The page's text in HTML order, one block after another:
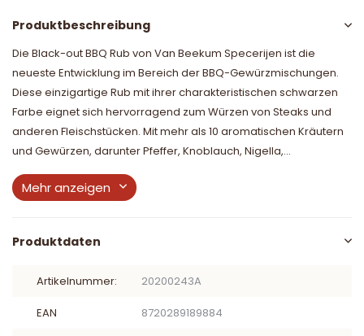
Produktbeschreibung
Die Black-out BBQ Rub von Van Beekum Specerijen ist die
neueste Entwicklung im Bereich der BBQ-Gewürzmischungen.
Diese einzigartige Rub mit ihrer charakteristischen schwarzen
Farbe eignet sich hervorragend zum Würzen von Steaks und
anderen Fleischstücken. Mit mehr als 10 aromatischen Kräutern
und Gewürzen, darunter Pfeffer, Knoblauch, Nigella,...
Mehr anzeigen
Produktdaten
Artikelnummer: 20200243A
EAN 8720289189884